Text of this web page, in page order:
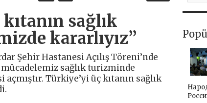
sağlık
kararlıyız”
Şehir Hastanesi Açılış Töreni’nde
sağlık turizminde
Türkiye’yi üç kıtanın sağlık